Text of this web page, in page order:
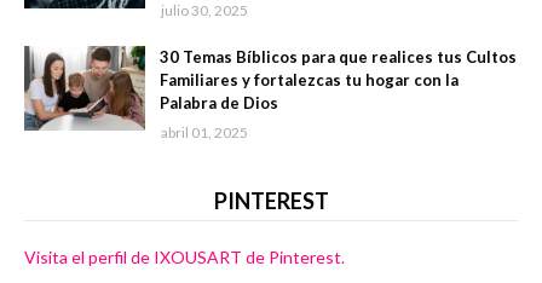
julio 30, 2025
30 Temas Bíblicos para que realices tus Cultos
Familiares y fortalezcas tu hogar con la
Palabra de Dios
abril 01, 2025
PINTEREST
Visita el perfil de IXOUSART de Pinterest.